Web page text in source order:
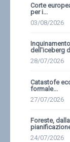
Corte
per i...
03/08/2026
dell'iceberg
28/07/2026
Catastofe
formale...
27/07/2026
Foreste,
24/07/2026